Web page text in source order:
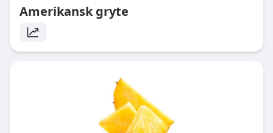
Amerikansk gryte